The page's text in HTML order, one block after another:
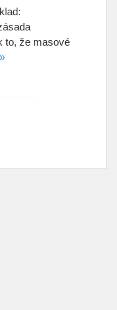
to, že masové